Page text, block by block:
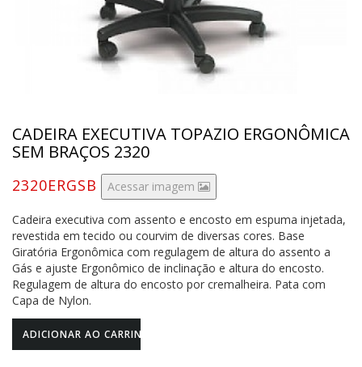
CADEIRA EXECUTIVA TOPAZIO ERGONÔMICA
SEM BRAÇOS 2320
2320ERGSB Acessar imagem
Cadeira executiva com assento e encosto em espuma injetada,
revestida em tecido ou courvim de diversas cores. Base
Giratória Ergonômica com regulagem de altura do assento a
Gás e ajuste Ergonômico de inclinação e altura do encosto.
Regulagem de altura do encosto por cremalheira. Pata com
Capa de Nylon.